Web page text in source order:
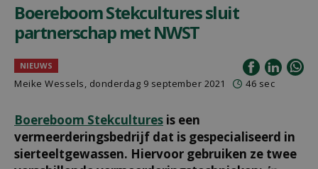
Boereboom Stekcultures sluit
partnerschap met NWST
NIEUWS
Meike Wessels, donderdag 9 september 2021 46 sec
Boereboom Stekcultures is een
vermeerderingsbedrijf dat is gespecialiseerd in
sierteeltgewassen. Hiervoor gebruiken ze twee